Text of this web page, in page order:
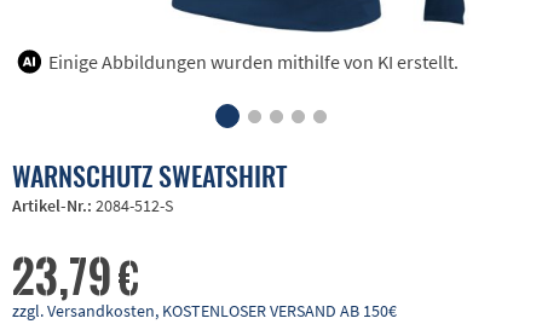
Einige Abbildungen wurden mithilfe von KI erstellt.
WARNSCHUTZ SWEATSHIRT
Artikel-Nr.: 2084-512-S
23,79 €
zzgl. Versandkosten, KOSTENLOSER VERSAND AB 150€